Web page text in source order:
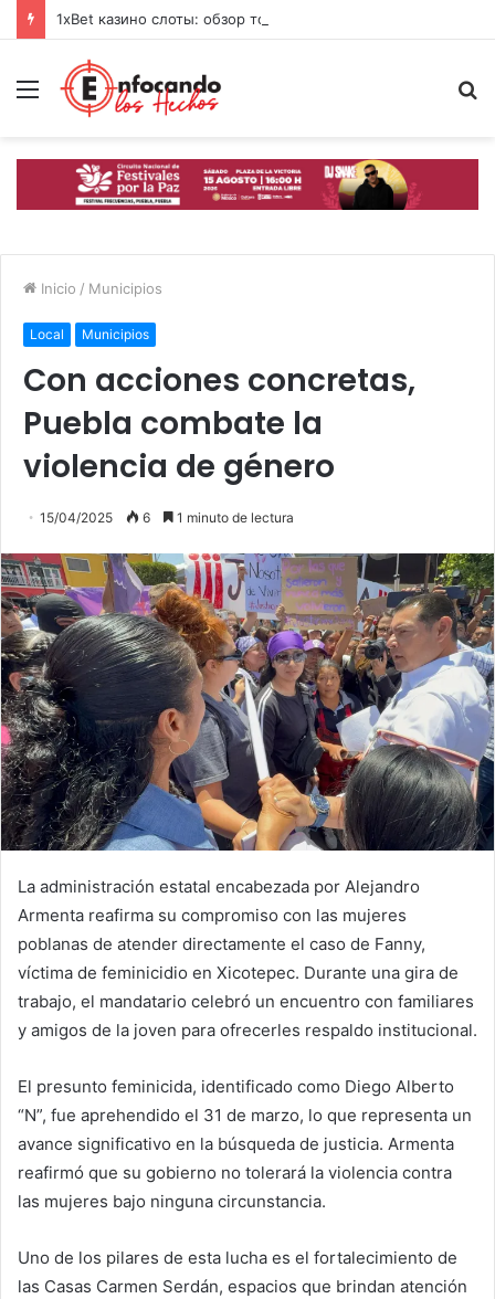
Menú
Inicio / Municipios
Local Municipios
Con acciones concretas,
Puebla combate la
violencia de género
15/04/2025 6 1 minuto de lectura
La administración estatal encabezada por Alejandro
Armenta reafirma su compromiso con las mujeres
poblanas de atender directamente el caso de Fanny,
víctima de feminicidio en Xicotepec. Durante una gira de
trabajo, el mandatario celebró un encuentro con familiares
y amigos de la joven para ofrecerles respaldo institucional.
El presunto feminicida, identificado como Diego Alberto
“N”, fue aprehendido el 31 de marzo, lo que representa un
avance significativo en la búsqueda de justicia. Armenta
reafirmó que su gobierno no tolerará la violencia contra
las mujeres bajo ninguna circunstancia.
Uno de los pilares de esta lucha es el fortalecimiento de
las Casas Carmen Serdán, espacios que brindan atención